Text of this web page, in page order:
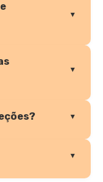
▾
▾
▾
▾